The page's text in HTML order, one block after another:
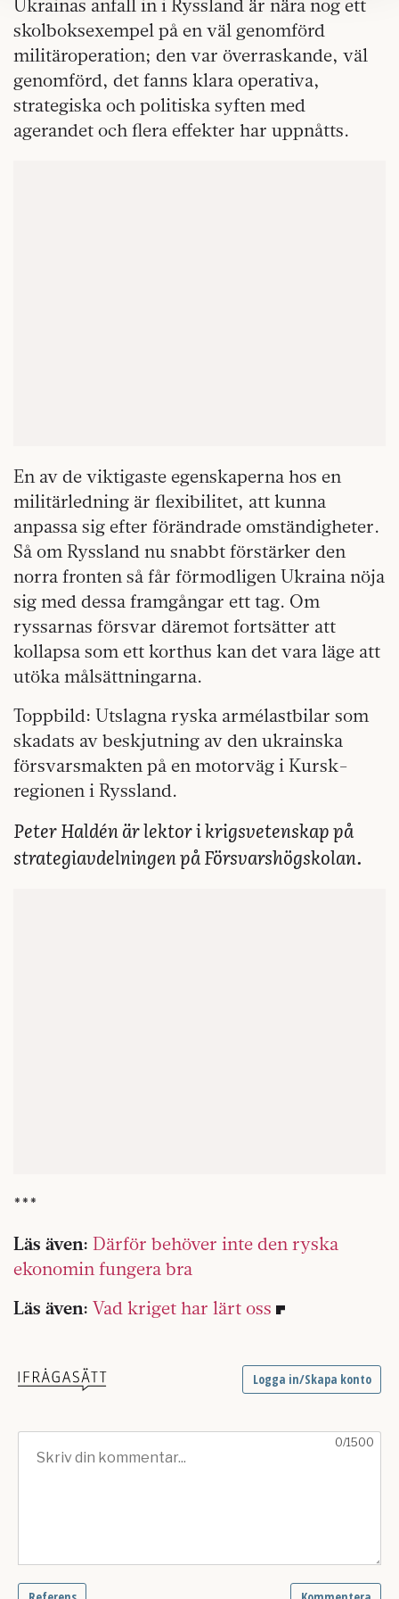
kan du göra det
Ukrainas anfall in i Ryssland är nära nog ett
skolboksexempel på en väl genomförd
militäroperation; den var överraskande, väl
genomförd, det fanns klara operativa,
strategiska och politiska syften med
agerandet och flera effekter har uppnåtts.
En av de viktigaste egenskaperna hos en
militärledning är flexibilitet, att kunna
anpassa sig efter förändrade omständigheter.
Så om Ryssland nu snabbt förstärker den
norra fronten så får förmodligen Ukraina nöja
sig med dessa framgångar ett tag. Om
ryssarnas försvar däremot fortsätter att
kollapsa som ett korthus kan det vara läge att
utöka målsättningarna.
Toppbild: Utslagna ryska armélastbilar som
skadats av beskjutning av den ukrainska
försvarsmakten på en motorväg i Kursk-
regionen i Ryssland.
Peter Haldén är lektor i krigsvetenskap på
strategiavdelningen på Försvarshögskolan.
***
Läs även: Därför behöver inte den ryska
ekonomin fungera bra
Läs även: Vad kriget har lärt oss